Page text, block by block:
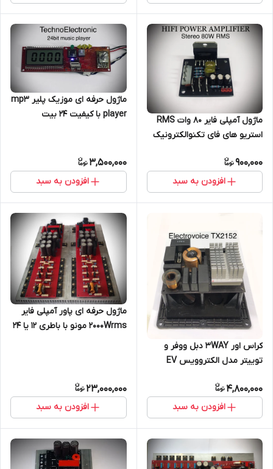
ماژول آمپلی فایر ۸۰ وات RMS
استریو های فای تکنوالکترونیک
900,000
افزودن به سبد
ماژول حرفه ای موزیک پلیر mp3
player با کیفیت ۲۴ بیت
3,500,000
افزودن به سبد
کراس اور 3WAY دبل ووفر و
توییتر مدل الکتروویس EV
4,800,000
افزودن به سبد
ماژول حرفه ای پاور آمپلی فایر
2000Wrms مونو با باطری ۱۲ یا ۲۴
23,000,000
افزودن به سبد